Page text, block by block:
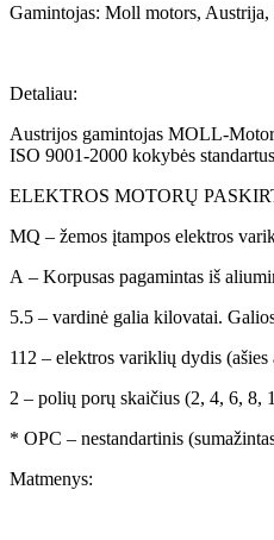
Gamintojas: Moll motors, Austrija,
Detaliau:
Austrijos gamintojas MOLL-
ISO 9001-2000 kokybės
ELEKTROS MOTORŲ
MQ – žemos įtampos elektros
A – Korpusas pagamintas iš
5.5 – vardinė galia kilovatai.
112 – elektros variklių dydis
2 – polių porų skaičius (2, 4, 6, 8,
* OPC – nestandartinis
Matmenys: